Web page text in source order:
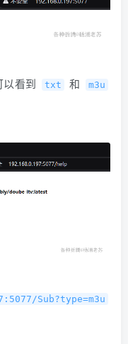
以看到 txt ​ 和 m3u
Sub?type=m3u